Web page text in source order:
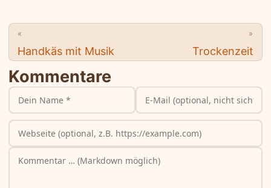
«
Handkäs mit Musik
»
Trockenzeit
Kommentare